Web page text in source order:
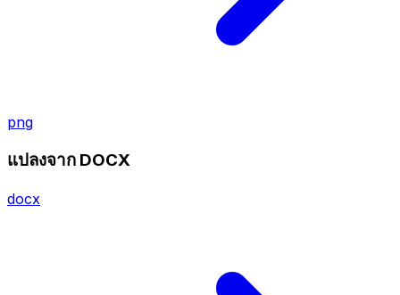
png
แปลงจาก DOCX
docx